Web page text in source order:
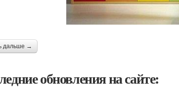
дальше →
обновления на сайте: